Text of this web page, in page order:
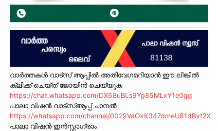
വാർത്തകൾ വാട്സ് ആപ്പിൽ അതിവേഗമറിയാൻ ഈ ലിങ്കിൽ
ക്ലിക്ക് ചെയ്ത് ജോയിൻ ചെയ്യുക
https://chat.whatsapp.com/DX6BuBLs9Yg85MLxY1e0gg
പാലാ വിഷൻ വാട്സ്ആപ്പ് ചാനൽ
https://whatsapp.com/channel/0029VaOkK347dmeU81dBvf2X
പാലാ വിഷൻ ഇൻസ്റ്റാഗ്രാം